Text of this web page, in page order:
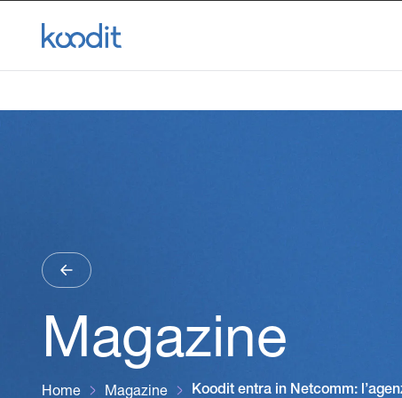
Magazine
Home Magazine Koodit entra in Netcomm: